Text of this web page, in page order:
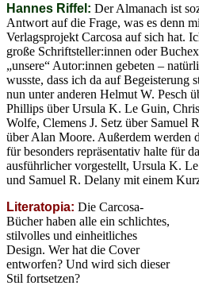
Hannes Riffel: Der Almanach ist
Antwort auf die Frage, was es denn
Verlagsprojekt Carcosa auf sich hat.
große Schriftsteller:innen oder
„unsere“ Autor:innen gebeten –
wusste, dass ich da auf Begeisterung
nun unter anderen Helmut W. Pesch
Phillips über Ursula K. Le Guin,
Wolfe, Clemens J. Setz über Samuel
über Alan Moore. Außerdem werden
für besonders repräsentativ halte für
ausführlicher vorgestellt, Ursula K.
und Samuel R. Delany mit einem
Literatopia: Die Carcosa-
Bücher haben alle ein schlichtes,
stilvolles und einheitliches
Design. Wer hat die Cover
entworfen? Und wird sich dieser
Stil fortsetzen?